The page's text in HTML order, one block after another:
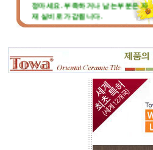
재 실비로 가감됩니다.
토와 분청사기 부조 벽화는 일련
직접 시공하시고, 번거러워 저희 시공
팀에 의뢰하시면, 시공 포함한 세부 견
적도 가능합니다.
포인트 벽화는 토아트에서.. ☆
고객님 댁, 벽체 가로세로 크기를 줄자
로 길이를 대략 재어 보시고,
토와의 포인트 컨셉만 골라주시면 최
선의 디자인+견적을 드립니다.